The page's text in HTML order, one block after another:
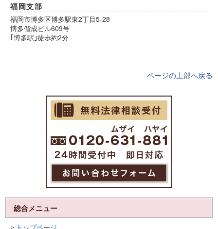
福岡支部
福岡市博多区博多駅東2丁目5-28
博多偕成ビル609号
｢博多駅｣徒歩約2分
ページの上部へ戻る
総合メニュー
トップページ